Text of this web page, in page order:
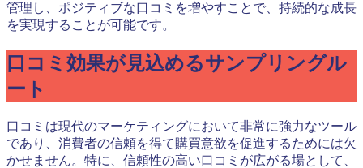
管理し、ポジティブな口コミを増やすことで、持続的な成長
を実現することが可能です。
口コミ効果が見込めるサンプリングル
ート
口コミは現代のマーケティングにおいて非常に強力なツール
であり、消費者の信頼を得て購買意欲を促進するためには欠
かせません。特に、信頼性の高い口コミが広がる場として、